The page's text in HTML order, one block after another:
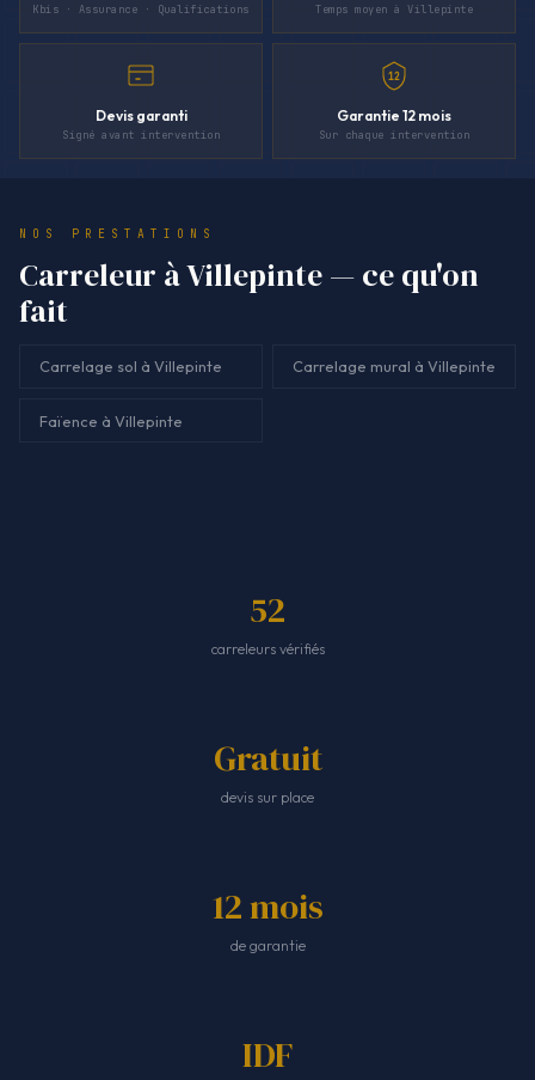
Kbis · Assurance · Qualifications Temps moyen à Villepinte
Devis garanti
Signé avant intervention
12
Garantie 12 mois
Sur chaque intervention
NOS PRESTATIONS
Carreleur à Villepinte — ce qu'on
fait
Carrelage sol à Villepinte Carrelage mural à Villepinte
Faïence à Villepinte
52
carreleurs vérifiés
Gratuit
devis sur place
12 mois
de garantie
IDF